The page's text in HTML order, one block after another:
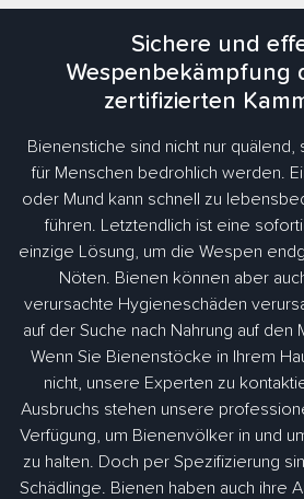
Sichere und
Wespenbekämpfung
zertifizierten
Bienenstiche sind nicht nur
für Menschen bedrohlich werden.
oder Mund kann schnell zu
führen. Letztendlich ist eine
einzige Lösung, um die Wespen
Nöten. Bienen können aber
verursachte Hygieneschäden
auf der Suche nach Nahrung auf den
Wenn Sie Bienenstöcke in Ihrem
nicht, unsere Experten zu
Ausbruchs stehen unsere
Verfügung, um Bienenvölker in und
zu halten. Doch per Spezifizierung
Schädlinge. Bienen haben auch ihre